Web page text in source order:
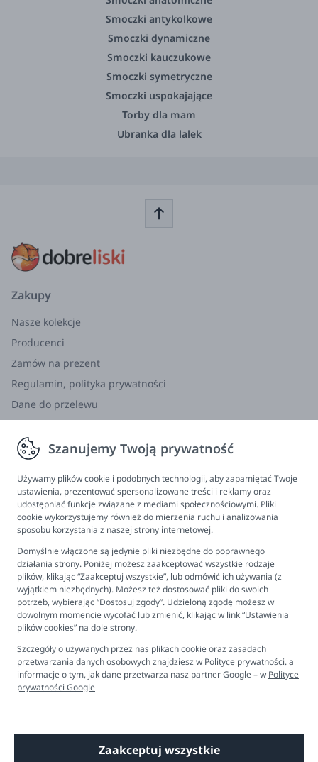
Smoczki antykolkowe
Smoczki dynamiczne
Smoczki kauczukowe
Smoczki symetryczne
Smoczki uspokajające
Torby dla mam
Ubranka dla lalek
Zakupy
Nasze kolekcje
Producenci
Zamów na prezent
Regulamin, polityka prywatności
Dane do przelewu
Zwroty, wymiana, reklamacja
Informacje
Program lojalnościowy
FAQ - najczęściej zadawane pytania
Newsletter
Ustawienia plików cookies
Biuro obsługi klienta
Pon. - Pt. 9:00 - 16:00
+48 694 596 187
Szanujemy Twoją prywatność
Używamy plików cookie i podobnych technologii, aby zapamiętać Twoje
ustawienia, prezentować spersonalizowane treści i reklamy oraz
udostępniać funkcje związane z mediami społecznościowymi. Pliki
cookie wykorzystujemy również do mierzenia ruchu i analizowania
sposobu korzystania z naszej strony internetowej.
Domyślnie włączone są jedynie pliki niezbędne do poprawnego
działania strony. Poniżej możesz zaakceptować wszystkie rodzaje
plików, klikając “Zaakceptuj wszystkie”, lub odmówić ich używania (z
wyjątkiem niezbędnych). Możesz też dostosować pliki do swoich
potrzeb, wybierając “Dostosuj zgody”. Udzieloną zgodę możesz w
dowolnym momencie wycofać lub zmienić, klikając w link “Ustawienia
plików cookies” na dole strony.
Szczegóły o używanych przez nas plikach cookie oraz zasadach
przetwarzania danych osobowych znajdziesz w Polityce prywatności.a
informacje o tym, jak dane przetwarza nasz partner Google – w Polityce
prywatności Google
Zaakceptuj wszystkie